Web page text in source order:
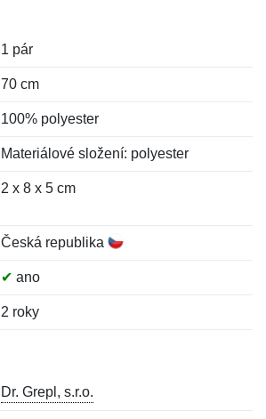
1 pár
70 cm
100% polyester
Materiálové složení: polyester
2 x 8 x 5 cm
Česká republika
✔ ano
2 roky
Dr. Grepl, s.r.o.